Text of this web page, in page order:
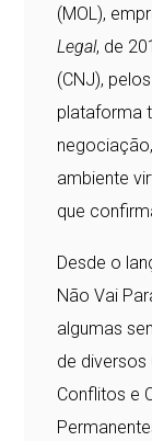
(MOL),
Legal, de
(CNJ),
plataforma
ambiente
que
Desde o
Não Vai
algumas
de diversos
Conflitos e